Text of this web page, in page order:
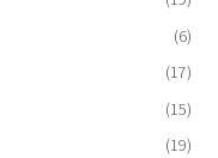
(6)
(17)
(15)
(19)